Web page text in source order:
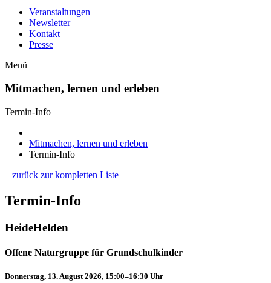
Veranstaltungen
Newsletter
Kontakt
Presse
Menü
Mitmachen, lernen und erleben
Termin-Info
Mitmachen, lernen und erleben
Termin-Info
zurück zur kompletten Liste
Termin-Info
HeideHelden
Offene Naturgruppe für Grundschulkinder
Donnerstag, 13. August 2026, 15:00–16:30 Uhr